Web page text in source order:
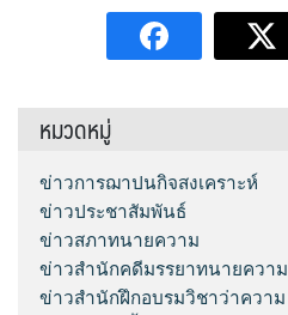
หมวดหมู่
ข่าวการฌาปนกิจสงเคราะห์
ข่าวประชาสัมพันธ์
ข่าวสภาทนายความ
ข่าวสำนักคดีมรรยาทนายความ
ข่าวสำนักฝึกอบรมวิชาว่าความ